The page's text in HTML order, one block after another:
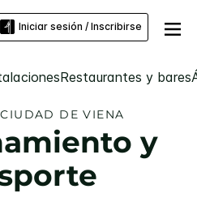
Iniciar sesión / Inscribirse
Restaurantes y bares
CIUDAD DE VIENA
y